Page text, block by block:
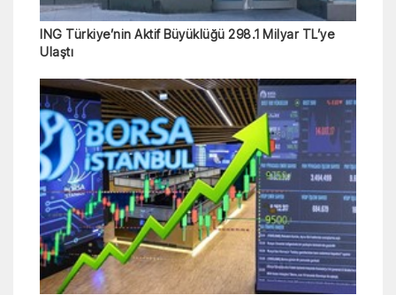
ING Türkiye’nin Aktif Büyüklüğü 298.1 Milyar TL’ye
Ulaştı